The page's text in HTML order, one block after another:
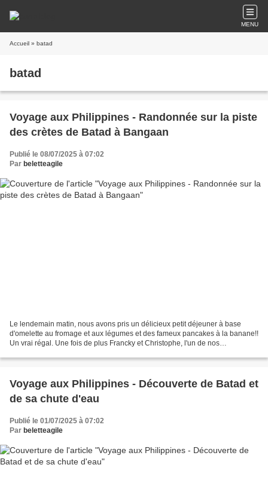
MENU
Accueil » batad
batad
Voyage aux Philippines - Randonnée sur la piste
des crètes de Batad à Bangaan
Publié le 08/07/2025 à 07:02
Par beletteagile
Le lendemain matin, nous avons pris un délicieux petit déjeuner à base
d'omelette au fromage et aux légumes et des fameux pancakes à la banane!!
Un vrai régal. Une fois de plus Francky et Christophe, l'un de nos
Voyage aux Philippines - Découverte de Batad et
de sa chute d'eau
Publié le 01/07/2025 à 07:02
Par beletteagile